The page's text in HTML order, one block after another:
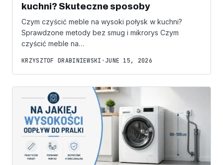
kuchni? Skuteczne sposoby
Czym czyścić meble na wysoki połysk w kuchni?
Sprawdzone metody bez smug i mikrorys Czym
czyścić meble na…
KRZYSZTOF DRABINIEWSKI • JUNE 15, 2026